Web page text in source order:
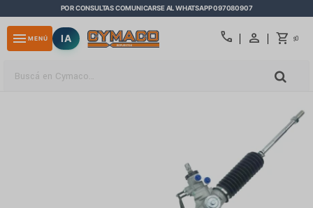
POR CONSULTAS COMUNICARSE AL WHATSAPP 097080907
call $0
menu MENÚ IA
close